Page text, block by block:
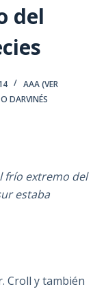
del
AAA (VER
DARVINÉS
frío extremo del
estaba
Croll y también